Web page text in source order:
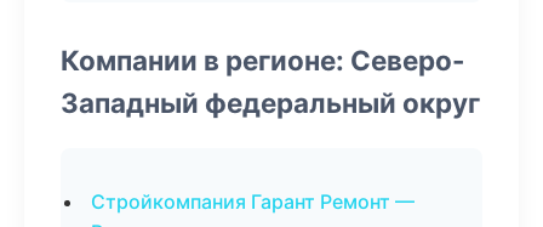
Компании в регионе: Северо-
Западный федеральный округ
Стройкомпания Гарант Ремонт —